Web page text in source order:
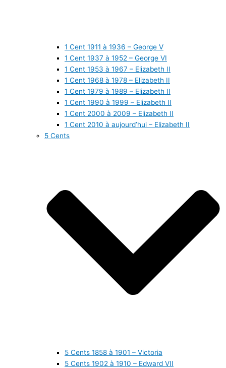
1 Cent 1911 à 1936 – George V
1 Cent 1937 à 1952 – George VI
1 Cent 1953 à 1967 – Elizabeth II
1 Cent 1968 à 1978 – Elizabeth II
1 Cent 1979 à 1989 – Elizabeth II
1 Cent 1990 à 1999 – Elizabeth II
1 Cent 2000 à 2009 – Elizabeth II
1 Cent 2010 à aujourd’hui – Elizabeth II
5 Cents
5 Cents 1858 à 1901 – Victoria
5 Cents 1902 à 1910 – Edward VII